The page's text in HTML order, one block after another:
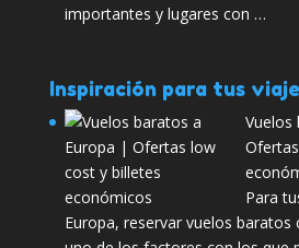
importantes y lugares con …
Inspiración para tus
Vuelos
Para
Europa, reservar vuelos baratos